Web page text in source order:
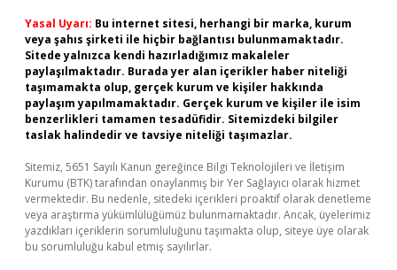
Yasal Uyarı: Bu internet sitesi, herhangi bir marka, kurum
veya şahıs şirketi ile hiçbir bağlantısı bulunmamaktadır.
Sitede yalnızca kendi hazırladığımız makaleler
paylaşılmaktadır. Burada yer alan içerikler haber niteliği
taşımamakta olup, gerçek kurum ve kişiler hakkında
paylaşım yapılmamaktadır. Gerçek kurum ve kişiler ile isim
benzerlikleri tamamen tesadüfidir. Sitemizdeki bilgiler
taslak halindedir ve tavsiye niteliği taşımazlar.
Sitemiz, 5651 Sayılı Kanun gereğince Bilgi Teknolojileri ve İletişim
Kurumu (BTK) tarafından onaylanmış bir Yer Sağlayıcı olarak hizmet
vermektedir. Bu nedenle, sitedeki içerikleri proaktif olarak denetleme
veya araştırma yükümlülüğümüz bulunmamaktadır. Ancak, üyelerimiz
yazdıkları içeriklerin sorumluluğunu taşımakta olup, siteye üye olarak
bu sorumluluğu kabul etmiş sayılırlar.